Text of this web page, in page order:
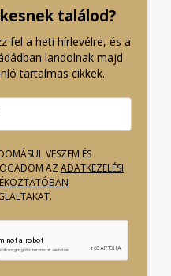
találod?
fel a heti hírlevélre, és a
landolnak majd
tartalmas cikkek.
VESZEM ÉS
AZ ADATKEZELÉSI